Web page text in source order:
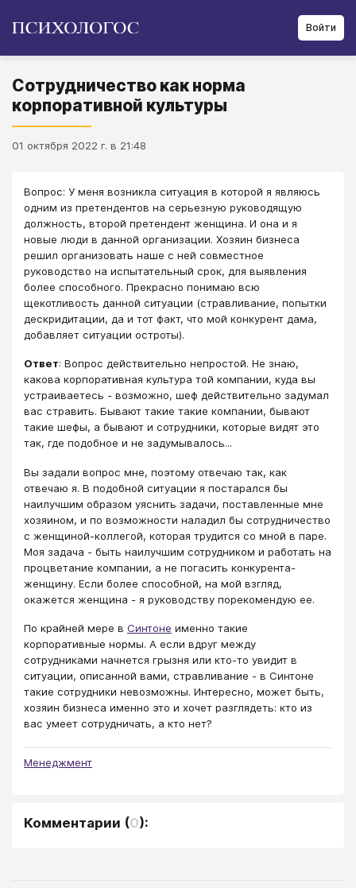
Войти
Сотрудничество как норма
корпоративной культуры
01 октября 2022 г. в 21:48
Вопрос: У меня возникла ситуация в которой я являюсь
одним из претендентов на серьезную руководящую
должность, второй претендент женщина. И она и я
новые люди в данной организации. Хозяин бизнеса
решил организовать наше с ней совместное
руководство на испытательный срок, для выявления
более способного. Прекрасно понимаю всю
щекотливость данной ситуации (стравливание, попытки
дескридитации, да и тот факт, что мой конкурент дама,
добавляет ситуации остроты).
Ответ: Вопрос действительно непростой. Не знаю,
какова корпоративная культура той компании, куда вы
устраиваетесь - возможно, шеф действительно задумал
вас стравить. Бывают такие такие компании, бывают
такие шефы, а бывают и сотрудники, которые видят это
так, где подобное и не задумывалось...
Вы задали вопрос мне, поэтому отвечаю так, как
отвечаю я. В подобной ситуации я постарался бы
наилучшим образом уяснить задачи, поставленные мне
хозяином, и по возможности наладил бы сотрудничество
с женщиной-коллегой, которая трудится со мной в паре.
Моя задача - быть наилучшим сотрудником и работать на
процветание компании, а не погасить конкурента-
женщину. Если более способной, на мой взгляд,
окажется женщина - я руководству порекомендую ее.
По крайней мере в Синтоне именно такие
корпоративные нормы. А если вдруг между
сотрудниками начнется грызня или кто-то увидит в
ситуации, описанной вами, стравливание - в Синтоне
такие сотрудники невозможны. Интересно, может быть,
хозяин бизнеса именно это и хочет разглядеть: кто из
вас умеет сотрудничать, а кто нет?
Менеджмент
Комментарии (0):